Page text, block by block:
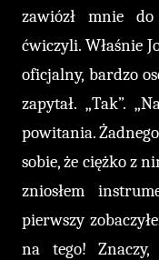
zawiózł mnie
ćwiczyli. Właśnie
oficjalny, bardzo
zapytał. „Tak”.
powitania. Żadnego
sobie, że ciężko z
zniosłem
pierwszy
na tego!